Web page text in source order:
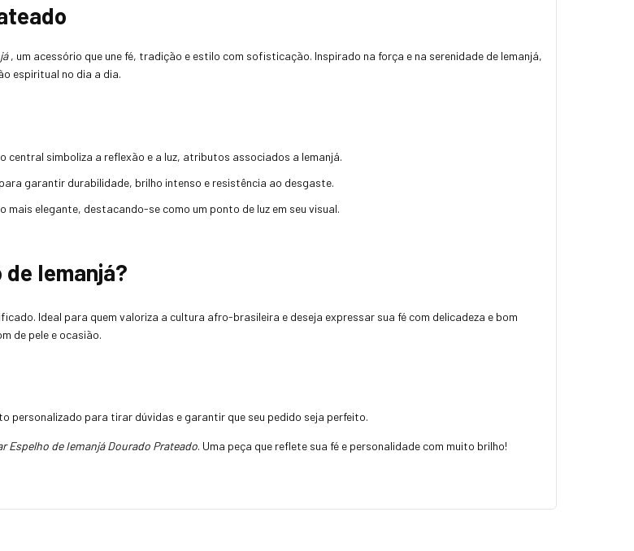
, um acessório que une fé, tradição e estilo com sofisticação. Inspirado na força e na serenidade de Iemanjá,
espiritual no dia a dia.
central simboliza a reflexão e a luz, atributos associados a Iemanjá.
garantir durabilidade, brilho intenso e resistência ao desgaste.
elegante, destacando-se como um ponto de luz em seu visual.
de Iemanjá?
Ideal para quem valoriza a cultura afro-brasileira e deseja expressar sua fé com delicadeza e bom
de pele e ocasião.
personalizado para tirar dúvidas e garantir que seu pedido seja perfeito.
Espelho de Iemanjá Dourado Prateado. Uma peça que reflete sua fé e personalidade com muito brilho!